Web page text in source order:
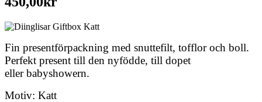
Fin presentförpackning med snuttefilt, tofflor och boll.
Perfekt present till den nyfödde, till dopet
eller babyshowern.
Motiv: Katt